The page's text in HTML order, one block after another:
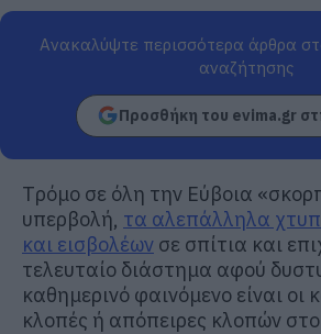
Ανακαλύψτε περισσότερα άρθρα
αναζήτησης
Προσθήκη του evima.gr
Tρόμο σε όλη την Εύβοια
υπερβολή, τα αλεπάλληλα
και εισβολέων σε σπίτια και
τελευταίο διάστημα αφού
καθημερινό φαινόμενο είναι οι
κλοπές ή απόπειρες κλοπών στο